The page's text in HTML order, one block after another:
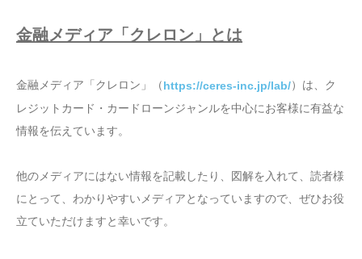
金融メディア「クレロン」とは
金融メディア「クレロン」（https://ceres-inc.jp/lab/）は、ク
レジットカード・カードローンジャンルを中心にお客様に有益な
情報を伝えています。
他のメディアにはない情報を記載したり、図解を入れて、読者様
にとって、わかりやすいメディアとなっていますので、ぜひお役
立ていただけますと幸いです。